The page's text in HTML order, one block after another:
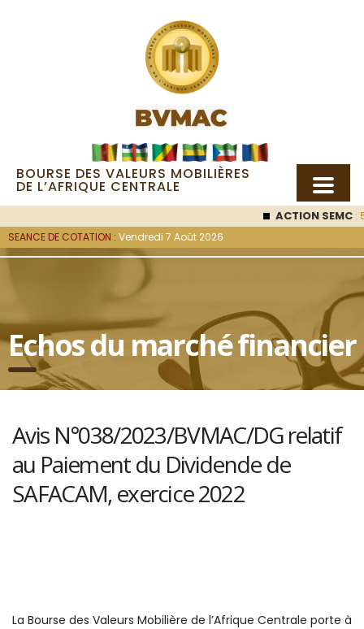
BOURSE DES VALEURS MOBILIÈRES
DE L’AFRIQUE CENTRALE
ACTION SEMC:
SEANCE DE COTATION : Vendredi 7 Août 2026
Echos du marché financier
Avis N°038/2023/BVMAC/DG relatif
au Paiement du Dividende de
SAFACAM, exercice 2022
La Bourse des Valeurs Mobilière de l’Afrique Centrale porte à